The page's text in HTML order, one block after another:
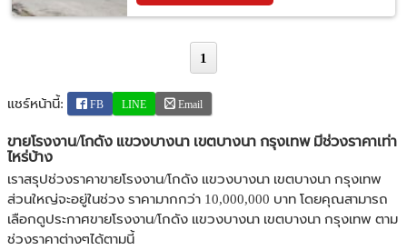
1
แชร์หน้านี้: FB LINE Email
ขายโรงงาน/โกดัง แขวงบางนา เขตบางนา กรุงเทพ มีช่วงราคาเท่า
ไหร่บ้าง
เราสรุปช่วงราคาขายโรงงาน/โกดัง แขวงบางนา เขตบางนา กรุงเทพ
ส่วนใหญ่จะอยู่ในช่วง ราคามากกว่า 10,000,000 บาท โดยคุณสามารถ
เลือกดูประกาศขายโรงงาน/โกดัง แขวงบางนา เขตบางนา กรุงเทพ ตาม
ช่วงราคาต่างๆได้ตามนี้